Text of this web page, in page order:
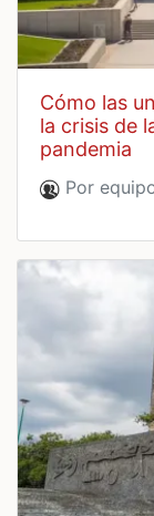
cómo las universidades están enfrentando
la crisis de
pandemia
Por